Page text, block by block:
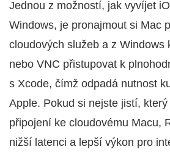
Jednou z možností, jak vyvíjet
Windows, je pronajmout si Mac
cloudových služeb a z Windows
nebo VNC přistupovat k
s Xcode, čímž odpadá nutnost
Apple. Pokud si nejste jistí,
připojení ke cloudovému Macu,
nižší latenci a lepší výkon pro